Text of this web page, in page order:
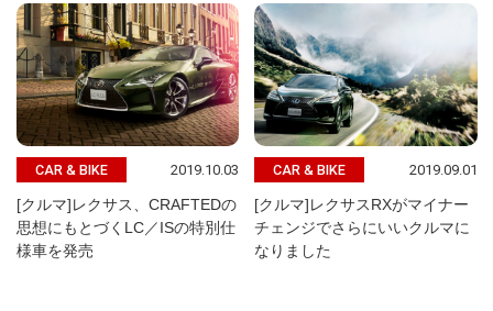
CAR & BIKE 2019.10.03
[クルマ]レクサス、CRAFTEDの
思想にもとづくLC／ISの特別仕
様車を発売
CAR & BIKE 2019.09.01
[クルマ]レクサスRXがマイナー
チェンジでさらにいいクルマに
なりました